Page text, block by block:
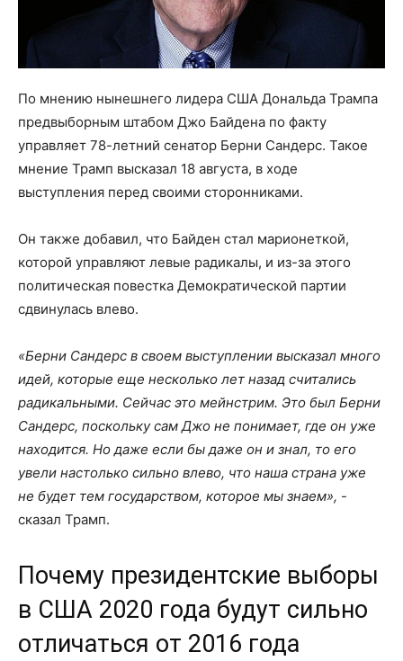
По мнению нынешнего лидера США Дональда Трампа
предвыборным штабом Джо Байдена по факту
управляет 78-летний сенатор Берни Сандерс. Такое
мнение Трамп высказал 18 августа, в ходе
выступления перед своими сторонниками.
Он также добавил, что Байден стал марионеткой,
которой управляют левые радикалы, и из-за этого
политическая повестка Демократической партии
сдвинулась влево.
«Берни Сандерс в своем выступлении высказал много
идей, которые еще несколько лет назад считались
радикальными. Сейчас это мейнстрим. Это был Берни
Сандерс, поскольку сам Джо не понимает, где он уже
находится. Но даже если бы даже он и знал, то его
увели настолько сильно влево, что наша страна уже
не будет тем государством, которое мы знаем», -
сказал Трамп.
Почему президентские выборы
в США 2020 года будут сильно
отличаться от 2016 года